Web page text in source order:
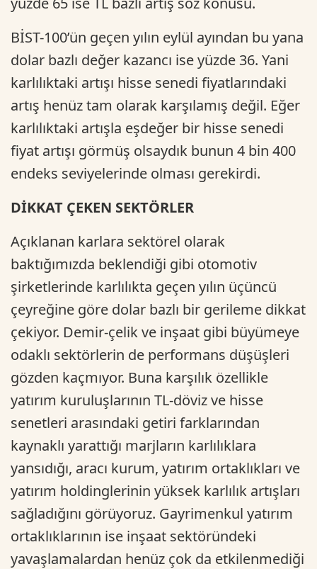
BİST-100’ün geçen yılın eylül ayından bu yana
dolar bazlı değer kazancı ise yüzde 36. Yani
karlılıktaki artışı hisse senedi fiyatlarındaki
artış henüz tam olarak karşılamış değil. Eğer
karlılıktaki artışla eşdeğer bir hisse senedi
fiyat artışı görmüş olsaydık bunun 4 bin 400
endeks seviyelerinde olması gerekirdi.
DİKKAT ÇEKEN SEKTÖRLER
Açıklanan karlara sektörel olarak
baktığımızda beklendiği gibi otomotiv
şirketlerinde karlılıkta geçen yılın üçüncü
çeyreğine göre dolar bazlı bir gerileme dikkat
çekiyor. Demir-çelik ve inşaat gibi büyümeye
odaklı sektörlerin de performans düşüşleri
gözden kaçmıyor. Buna karşılık özellikle
yatırım kuruluşlarının TL-döviz ve hisse
senetleri arasındaki getiri farklarından
kaynaklı yarattığı marjların karlılıklara
yansıdığı, aracı kurum, yatırım ortaklıkları ve
yatırım holdinglerinin yüksek karlılık artışları
sağladığını görüyoruz. Gayrimenkul yatırım
ortaklıklarının ise inşaat sektöründeki
yavaşlamalardan henüz çok da etkilenmediği